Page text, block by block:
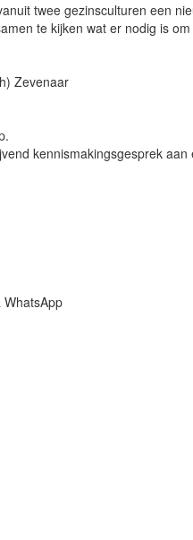
twee gezinsculturen een
te kijken wat er nodig is
Zevenaar
kennismakingsgesprek